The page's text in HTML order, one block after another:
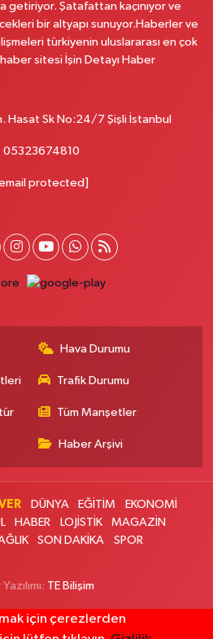
Caddesi 76 A İŞ BANKASI
GİDERKEN IŞIKLARI GEÇİNCE
ŞEMSETTİN SIRASINDA- ŞİRİNDEREYE
Caddesi No:76 A Tokatköy Merkez Camii
2E 12 KAMEROĞLU METROHOME
Tarifi Al
Tarifi Al
getiriyor. Şatafattan kaçınıyor ve
bir altyapı sunuyor.Haberler ve
türkiyenin uluslararası en çok
sitesi İşin Detayı Haber
Hasat Sk No:24/7 Şişli İstanbul
05323674810
protected]
Hava Durumu
Trafik Durumu
Tüm Manşetler
Haber Arşivi
DÜNYA EĞİTİM
EKONOMİ
HABER LOJİSTİK
MAGAZİN
SON DAKİKA SPOR
TE Bilişim
için çerezlerden